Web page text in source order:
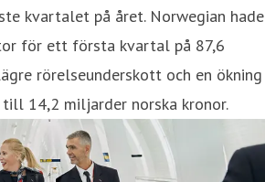
kvartalet på året. Norwegian hade
för ett första kvartal på 87,6
rörelseunderskott och en ökning
14,2 miljarder norska kronor.